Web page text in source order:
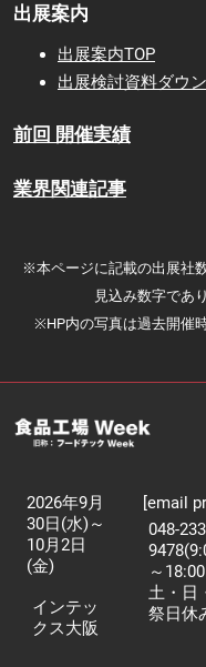
出展案内
出展案内TOP
出展検討資料ダウ
前回 開催実績
業界関連記事
※本ページに記載の出展社
見込み数字であ
※HP内の写真は過去開催
2026年9月
30日(水)～
10月2日
(金)
インテッ
クス大阪
[email
048-
～18:00
土・日
祭日休